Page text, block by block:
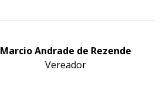
Marcio Andrade de Rezende
Vereador